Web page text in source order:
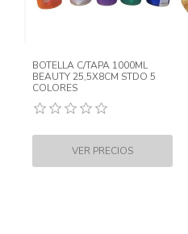
BOTELLA C/TAPA 1000ML
BEAUTY 25,5X8CM STDO 5
COLORES